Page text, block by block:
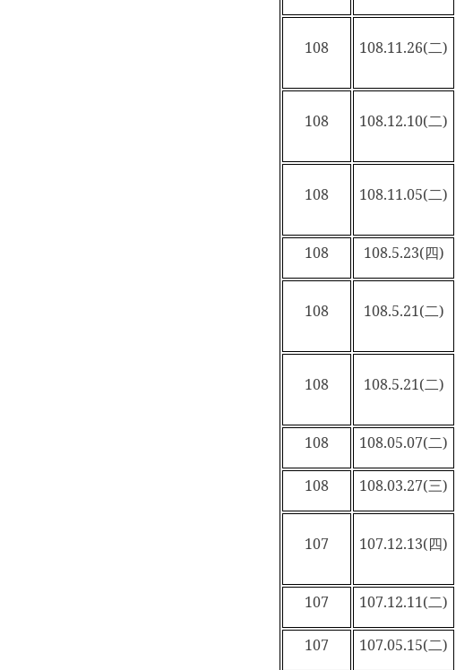
108 108.11.26(二)
108 108.12.10(二)
108 108.11.05(二)
108 108.5.23(四)
108 108.5.21(二)
108 108.5.21(二)
108 108.05.07(二)
108 108.03.27(三)
107 107.12.13(四)
107 107.12.11(二)
107 107.05.15(二)